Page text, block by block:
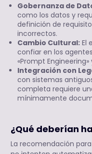
Gobernanza de
como los datos y
definición de
incorrectos.
Cambio Cultural: El
confiar en los
«Prompt
Integración con
con sistemas
completa requiere
mínimamente
¿Qué deberían
La recomendación